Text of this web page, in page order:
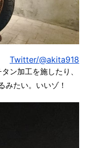
Twitter/@akita918
ン加工を施したり、
みたい。いいゾ！